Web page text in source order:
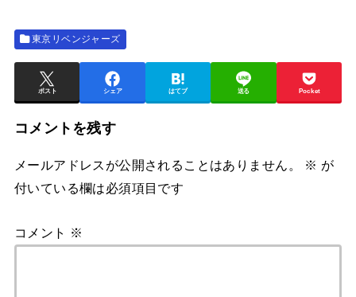
東京リベンジャーズ
ポスト シェア はてブ 送る Pocket
コメントを残す
メールアドレスが公開されることはありません。 ※ が
付いている欄は必須項目です
コメント ※